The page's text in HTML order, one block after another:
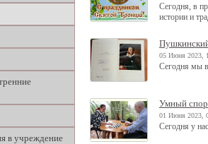
в учреждение
Сегодня, в
истории и
05 Июня 2023,
Сегодня мы
Умный
01 Июня 2023,
Сегодня у